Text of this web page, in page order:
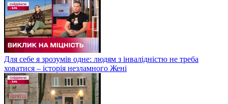
Для себе я зрозумів одне: людям з інвалідністю не треба
ховатися – історія незламного Жені